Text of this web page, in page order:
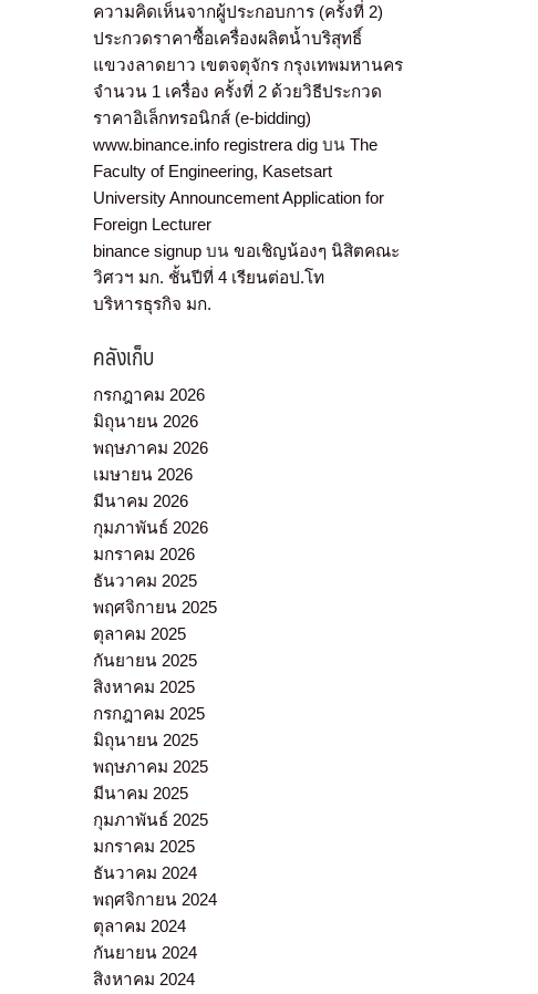
ความคิดเห็นจากผู้ประกอบการ (ครั้งที่ 2)
ประกวดราคาซื้อเครื่องผลิตน้ำบริสุทธิ์
แขวงลาดยาว เขตจตุจักร กรุงเทพมหานคร
จำนวน 1 เครื่อง ครั้งที่ 2 ด้วยวิธีประกวด
ราคาอิเล็กทรอนิกส์ (e-bidding)
www.binance.info registrera dig บนThe
Faculty of Engineering, Kasetsart
University Announcement Application for
Foreign Lecturer
binance signup บนขอเชิญน้องๆ นิสิตคณะ
วิศวฯ มก. ชั้นปีที่ 4 เรียนต่อป.โท
บริหารธุรกิจ มก.
คลังเก็บ
กรกฎาคม 2026
มิถุนายน 2026
พฤษภาคม 2026
เมษายน 2026
มีนาคม 2026
กุมภาพันธ์ 2026
มกราคม 2026
ธันวาคม 2025
พฤศจิกายน 2025
ตุลาคม 2025
กันยายน 2025
สิงหาคม 2025
กรกฎาคม 2025
มิถุนายน 2025
พฤษภาคม 2025
มีนาคม 2025
กุมภาพันธ์ 2025
มกราคม 2025
ธันวาคม 2024
พฤศจิกายน 2024
ตุลาคม 2024
กันยายน 2024
สิงหาคม 2024